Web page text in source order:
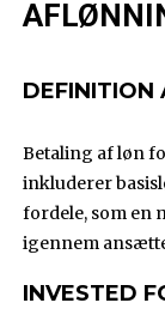
DEFINITION
Betaling af løn
inkluderer
fordele, som en
igennem
INVESTED